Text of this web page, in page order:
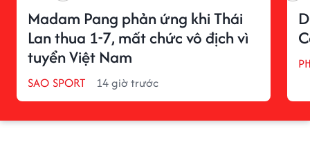
Madam Pang phản ứng khi Thái
Lan thua 1-7, mất chức vô địch vì
tuyển Việt Nam
SAO SPORT 14 giờ trước